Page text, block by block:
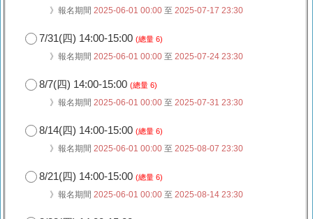
》報名期間 2025-06-01 00:00 至 2025-07-17 23:30
7/31(四) 14:00-15:00 (總量 6)
》報名期間 2025-06-01 00:00 至 2025-07-24 23:30
8/7(四) 14:00-15:00 (總量 6)
》報名期間 2025-06-01 00:00 至 2025-07-31 23:30
8/14(四) 14:00-15:00 (總量 6)
》報名期間 2025-06-01 00:00 至 2025-08-07 23:30
8/21(四) 14:00-15:00 (總量 6)
》報名期間 2025-06-01 00:00 至 2025-08-14 23:30